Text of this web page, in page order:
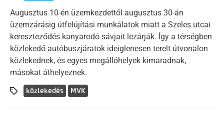
Augusztus 10-én üzemkezdettől augusztus 30-án
üzemzárásig útfelújítási munkálatok miatt a Szeles utcai
kereszteződés kanyarodó sávjait lezárják. Így a térségben
közlekedő autóbuszjáratok ideiglenesen terelt útvonalon
közlekednek, és egyes megállóhelyek kimaradnak,
másokat áthelyeznek.
közlekedés MVK